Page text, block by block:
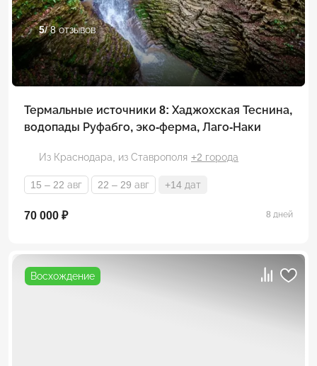
5/ 8 отзывов
Термальные источники 8: Хаджохская Теснина,
водопады Руфабго, эко-ферма, Лаго-Наки
Из Краснодара, из Ставрополя +2 города
15 – 22 авг 22 – 29 авг +14 дат
70 000 ₽ 8 дней
Восхождение